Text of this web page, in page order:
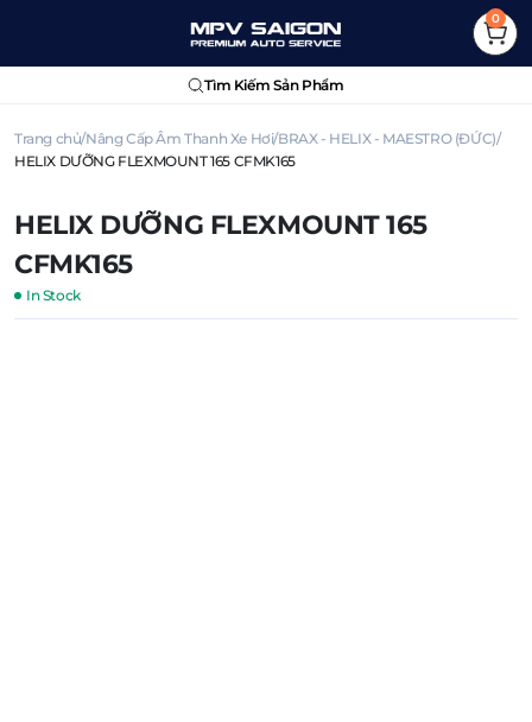
0
Tìm Kiếm Sản Phẩm
Trang chủ Nâng Cấp Âm Thanh Xe Hơi BRAX - HELIX - MAESTRO (ĐỨC)
HELIX DƯỠNG FLEXMOUNT 165 CFMK165
HELIX DƯỠNG FLEXMOUNT 165
CFMK165
In Stock